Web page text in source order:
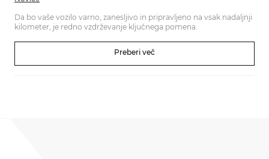
Da bo vaše vozilo varno, zanesljivo in pripravljeno na vsak nadaljnji
kilometer, je redno vzdrževanje ključnega pomena.
Preberi več